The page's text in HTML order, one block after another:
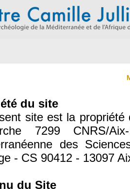
du site
site est la
7299 CNRS/
des
- CS 90412 - 13097
du Site